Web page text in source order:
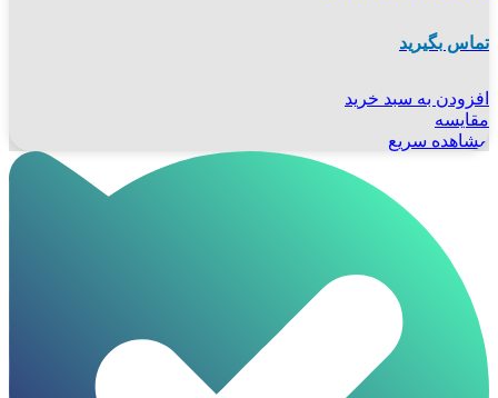
تماس بگیرید
افزودن به سبد خرید
مقایسه
مشاهده سریع